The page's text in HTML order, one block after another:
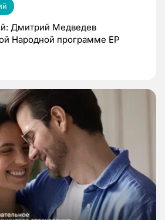
Дмитрий Медведев
Народной программе ЕР